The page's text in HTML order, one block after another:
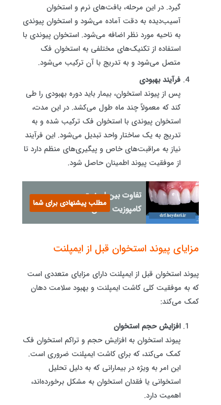
گیرد. در این مرحله، بافت‌های نرم و استخوان
آسیب‌دیده به دقت آماده می‌شود و استخوان پیوندی
به ناحیه مورد نظر اضافه می‌شود. استخوان پیوندی با
استفاده از تکنیک‌های مختلفی به استخوان فک
متصل می‌شود و به تدریج با آن ترکیب می‌شود.
فرآیند بهبودی
پس از پیوند استخوان، بیمار باید دوره بهبودی را طی
کند که معمولاً چند ماه طول می‌کشد. در این مدت،
استخوان پیوندی با استخوان فک ترکیب شده و به
تدریج به یک ساختار واحد تبدیل می‌شود. این فرآیند
نیاز به مراقبت‌های خاص و پیگیری‌های منظم دارد تا
از موفقیت پیوند اطمینان حاصل شود.
تفاوت بین لمینیت و
کامپوزیت دندانمطلب پیشنهادی برای شما
مزایای پیوند استخوان قبل از ایمپلنت
پیوند استخوان قبل از ایمپلنت دارای مزایای متعددی است
که به موفقیت کلی کاشت ایمپلنت و بهبود سلامت دهان
کمک می‌کند:
افزایش حجم استخوان
پیوند استخوان به افزایش حجم و تراکم استخوان فک
کمک می‌کند، که برای کاشت ایمپلنت ضروری است.
این امر به ویژه در بیمارانی که به دلیل تحلیل
استخوانی یا فقدان استخوان به مشکل برخورده‌اند،
اهمیت دارد.